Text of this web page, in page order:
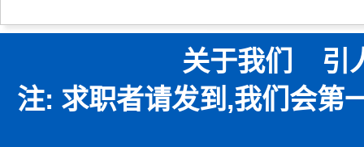
关于我们 引
注: 求职者请发到,我们会第